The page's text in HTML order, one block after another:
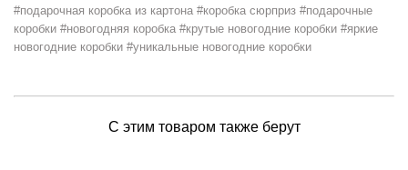
#подарочная коробка из картона #коробка сюрприз #подарочные
коробки #новогодняя коробка #крутые новогодние коробки #яркие
новогодние коробки #уникальные новогодние коробки
С этим товаром также берут